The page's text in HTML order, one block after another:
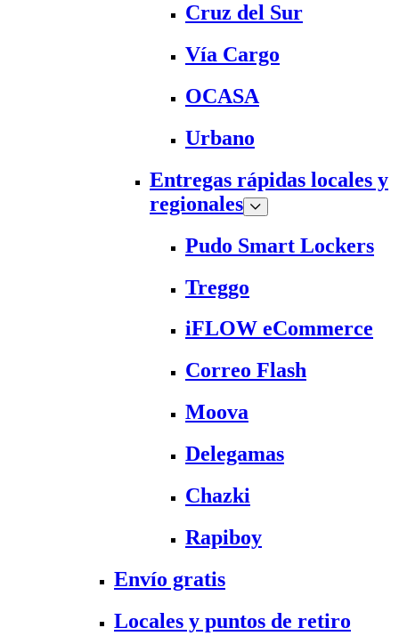
Cruz del Sur
Vía Cargo
OCASA
Urbano
Entregas rápidas locales y
regionales
Pudo Smart Lockers
Treggo
iFLOW eCommerce
Correo Flash
Moova
Delegamas
Chazki
Rapiboy
Envío gratis
Locales y puntos de retiro